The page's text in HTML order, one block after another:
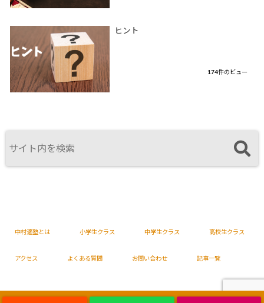
ヒント
174件のビュー
中村適塾とは 小学生クラス 中学生クラス 高校生クラス
アクセス よくある質問 お問い合わせ 記事一覧